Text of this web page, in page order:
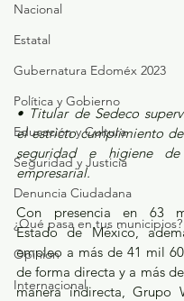
Nacional
Estatal
Gubernatura Edoméx 2023
Política y Gobierno
Educación y Cultura
Seguridad y Justicia
Denuncia Ciudadana
¿Qué pasa en tus municipios?
Opinión
Internacional
• Titular de Sedeco
el estricto cumplimiento
seguridad e higiene
empresarial.
Con presencia en 63
Estado de México,
empleo a más de 41 mil
de forma directa y a más
manera indirecta, Grupo